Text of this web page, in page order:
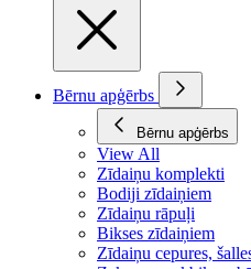
Bērnu apģērbs
Bērnu apģērbs
View All
Zīdaiņu komplekti
Bodiji zīdaiņiem
Zīdaiņu rāpuļi
Bikses zīdaiņiem
Zīdaiņu cepures,